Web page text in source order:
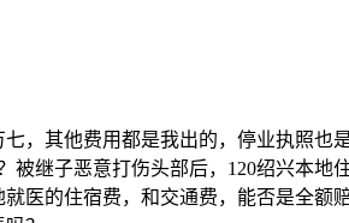
其他费用都是我出的，停业执照也
继子恶意打伤头部后，120绍兴本地
医的住宿费，和交通费，能否是全额